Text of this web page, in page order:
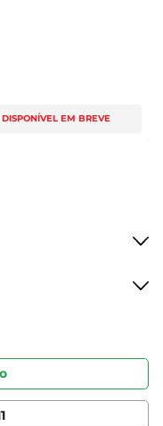
DISPONÍVEL EM BREVE